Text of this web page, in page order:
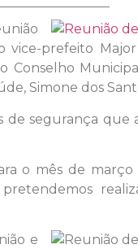
vice-prefeito
Conselho
Simone dos
segurança que
o mês de março
e